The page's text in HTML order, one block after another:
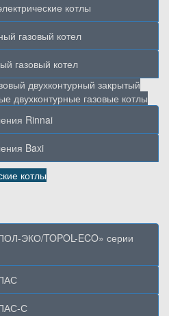
котлы
газовый котел
газовый котел
двухконтурный закрытый
двухконтурные газовые котлы
Rinnai
Baxi
котлы
ЭКО/TOPOL-ECO» серии
С